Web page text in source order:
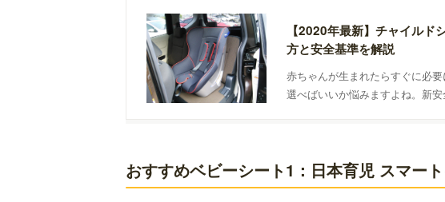
【2020年最新】チャイル
方と安全基準を解説
赤ちゃんが生まれたらすぐに必
選べばいいか悩みますよね。新
おすすめベビーシート1：日本育児 スマー